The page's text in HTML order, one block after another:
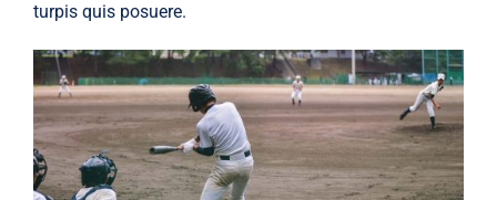
turpis quis posuere.